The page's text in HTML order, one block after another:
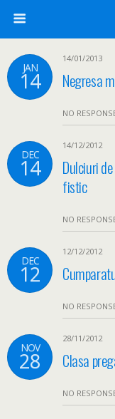
JAN
14
14/01/2013
Negresa
NO
DEC
14
14/12/2012
Dulciuri
fistic
NO
DEC
12
12/12/2012
NO
NOV
28
28/11/2012
Clasa
NO